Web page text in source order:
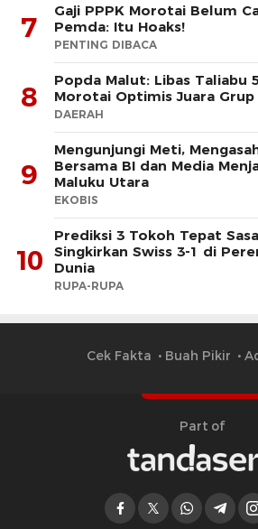
7
Gaji PPPK Morotai Belum
Pemda: Itu Hoaks!
PENTING DIBACA
8
Popda Malut: Libas Taliabu
Morotai Optimis Juara Grup
DAERAH
9
Mengunjungi Meti,
Bersama BI dan Media
Maluku Utara
EKOBIS
10
Prediksi 3 Tokoh Tepat
Singkirkan Swiss 3-1 di
Dunia
RUPA-RUPA
Cek Fakta Buah Pikir
Part of